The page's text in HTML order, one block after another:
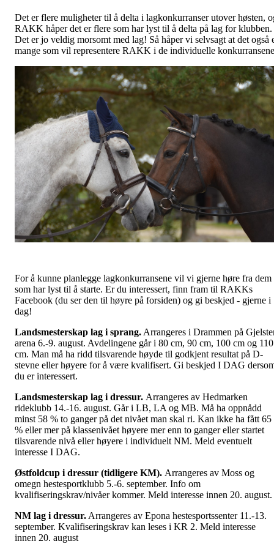
Det er flere muligheter til å delta i lagkonkurranser utover høsten,
RAKK håper det er flere som har lyst til å delta på lag for klubben.
Det er jo veldig morsomt med lag! Så håper vi selvsagt at det også
mange som vil representere RAKK i de individuelle
For å kunne planlegge lagkonkurransene vil vi gjerne høre fra dem
som har lyst til å starte. Er du interessert, finn fram til RAKKs
Facebook (du ser den til høyre på forsiden) og gi beskjed - gjerne i
dag!
Landsmesterskap lag i sprang. Arrangeres i Drammen på
arena 6.-9. august. Avdelingene går i 80 cm, 90 cm, 100 cm og 110
cm. Man må ha ridd tilsvarende høyde til godkjent resultat på D-
stevne eller høyere for å være kvalifisert. Gi beskjed I DAG
du er interessert.
Landsmesterskap lag i dressur. Arrangeres av Hedmarken
rideklubb 14.-16. august. Går i LB, LA og MB. Må ha oppnådd
minst 58 % to ganger på det nivået man skal ri. Kan ikke ha fått 65
% eller mer på klassenivået høyere mer enn to ganger eller startet
tilsvarende nivå eller høyere i individuelt NM. Meld eventuelt
interesse I DAG.
Østfoldcup i dressur (tidligere KM). Arrangeres av Moss og
omegn hestesportklubb 5.-6. september. Info om
kvalifiseringskrav/nivåer kommer. Meld interesse innen 20. august.
NM lag i dressur. Arrangeres av Epona hestesportssenter 11.-13.
september. Kvalifiseringskrav kan leses i KR 2. Meld interesse
innen 20. august